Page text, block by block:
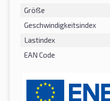
Größe
Geschwindigkeitsindex
Lastindex
EAN Code